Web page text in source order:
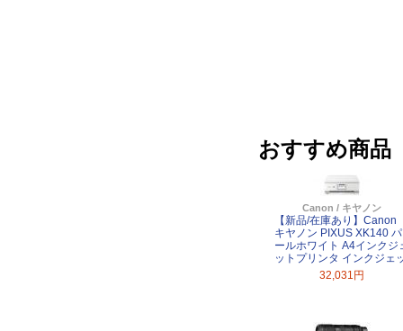
おすすめ商品
Canon / キヤノン
【新品/在庫あり】Canon
キヤノン PIXUS XK140 パ
ールホワイト A4インクジ
ットプリンタ インクジェ
32,031円